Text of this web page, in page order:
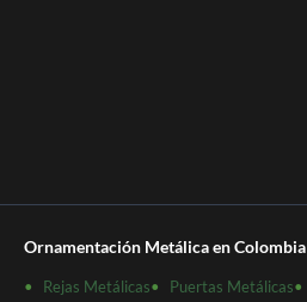
Ornamentación Metálica en Colombia
Rejas Metálicas Puertas Metálicas